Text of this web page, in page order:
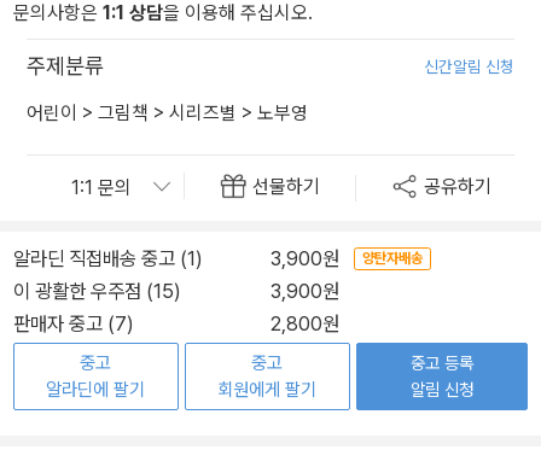
문의사항은 1:1 상담을 이용해 주십시오.
주제분류 신간알림 신청
어린이 > 그림책 > 시리즈별 > 노부영
선물하기 공유하기
알라딘 직접배송 중고 (1) 3,900원 양탄자배송
이 광활한 우주점 (15)
3,900원
판매자 중고 (7)
2,800원
중고
알라딘에 팔기
중고
회원에게 팔기
중고 등록
알림 신청